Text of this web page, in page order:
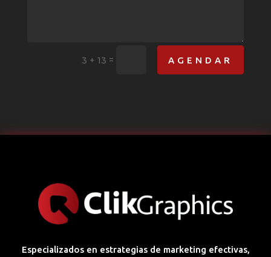
3 + 13 = AGENDAR
Especializados en estrategias de marketing efectivas,